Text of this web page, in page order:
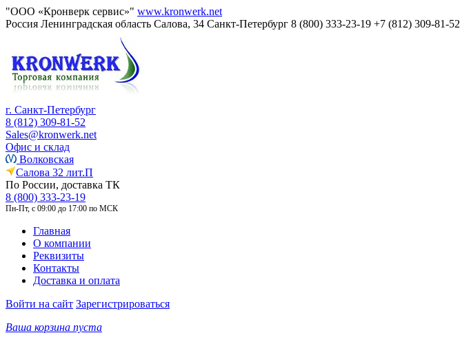
"ООО «Кронверк сервис»" www.kronwerk.net
Россия Ленинградская область Салова, 34 Санкт-Петербург 8 (800) 333-23-19 +7 (812) 309-81-52
г. Санкт-Петербург
8 (812) 309-81-52
Sales@kronwerk.net
Офис и склад
Волковская
Салова 32 лит.П
По России, доставка ТК
8 (800) 333-23-19
Пн-Пт, с 09:00 до 17:00 по МСК
Главная
О компании
Реквизиты
Контакты
Доставка и оплата
Войти на сайт Зарегистрироваться
Ваша корзина пуста